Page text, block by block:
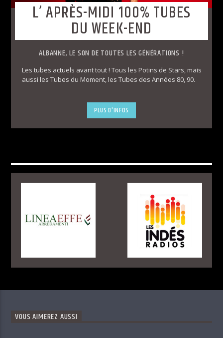
L’ APRÈS-MIDI 100% TUBES
DU WEEK-END
ALBANNE, LE SON DE TOUTES LES GÉNÉRATIONS !
Les tubes actuels avant tout ! Tous les Potins de Stars, mais
PLUS D'INFOS
VOUS AIMEREZ AUSSI